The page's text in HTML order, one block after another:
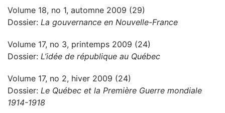
Volume 18, no 1, automne 2009 (29)
Dossier: La gouvernance en Nouvelle-France
Volume 17, no 3, printemps 2009 (24)
Dossier: L’idée de république au Québec
Volume 17, no 2, hiver 2009 (24)
Dossier: Le Québec et la Première Guerre mondiale
1914-1918